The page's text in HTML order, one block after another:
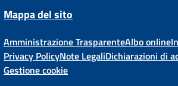
Mappa del sito
Amministrazione TrasparenteAlbo online
Privacy PolicyNote LegaliDichiarazioni di
Gestione cookie